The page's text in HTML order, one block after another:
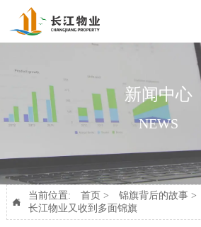
新闻中心
NEWS

当前位置: 首页 > 锦旗背后的故事>
长江物业又收到多面锦旗